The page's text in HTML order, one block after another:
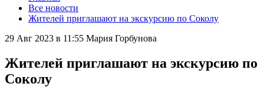
Все новости
Жителей приглашают на экскурсию по Соколу
29 Авг 2023 в 11:55 Мария Горбунова
Жителей приглашают на экскурсию по
Соколу